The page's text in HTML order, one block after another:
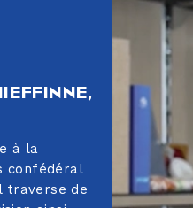
à la
confédéral
traverse de